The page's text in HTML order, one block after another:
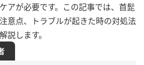
アが必要です。この記事では、首髭
意点、トラブルが起きた時の対処法
説します。